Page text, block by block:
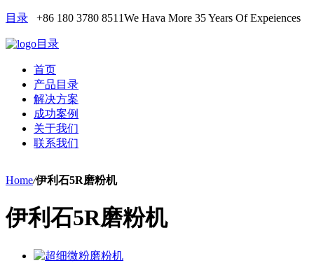
目录 +86 180 3780 8511We Hava More 35 Years Of Expeiences
目录
首页
产品目录
解决方案
成功案例
关于我们
联系我们
Home/伊利石5R磨粉机
伊利石5R磨粉机